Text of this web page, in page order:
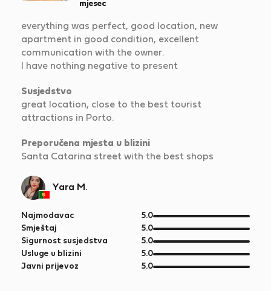
mjesec
everything was perfect, good location, new
apartment in good condition, excellent
communication with the owner.
I have nothing negative to present
Susjedstvo
great location, close to the best tourist
attractions in Porto.
Preporučena mjesta u blizini
Santa Catarina street with the best shops
Yara M.
Najmodavac 5.0od
5
Smještaj 5.0od
5
Sigurnost susjedstva 5.0od
5
Usluge u blizini 5.0od
5
Javni prijevoz 5.0od